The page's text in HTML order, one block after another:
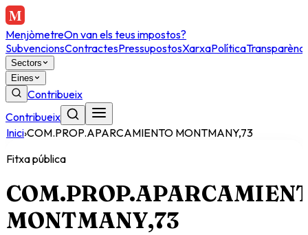
MenjòmetreOn van els teus impostos?
SubvencionsContractesPressupostosXarxaPolítica
Sectors
Eines
Contribueix
Contribueix
Inici›COM.PROP.APARCAMIENTO MONTMANY,73
Fitxa pública
MONTMANY,73